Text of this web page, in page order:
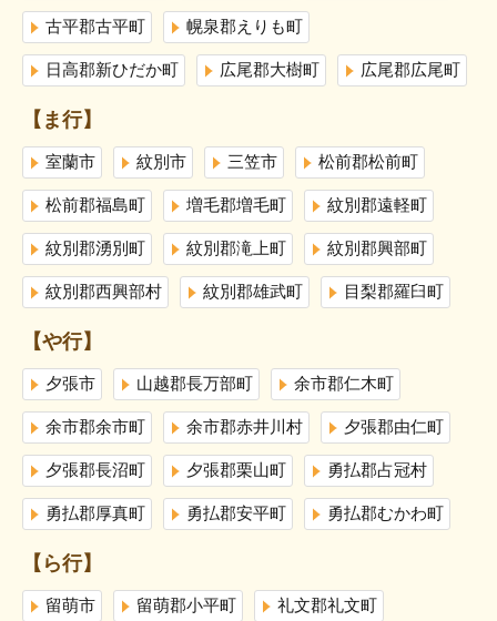
古平郡古平町 幌泉郡えりも町
日高郡新ひだか町 広尾郡大樹町 広尾郡広尾町
【ま行】
室蘭市 紋別市 三笠市 松前郡松前町
松前郡福島町 増毛郡増毛町 紋別郡遠軽町
紋別郡湧別町 紋別郡滝上町 紋別郡興部町
紋別郡西興部村 紋別郡雄武町 目梨郡羅臼町
【や行】
夕張市 山越郡長万部町 余市郡仁木町
余市郡余市町 余市郡赤井川村 夕張郡由仁町
夕張郡長沼町 夕張郡栗山町 勇払郡占冠村
勇払郡厚真町 勇払郡安平町 勇払郡むかわ町
【ら行】
留萌市 留萌郡小平町 礼文郡礼文町